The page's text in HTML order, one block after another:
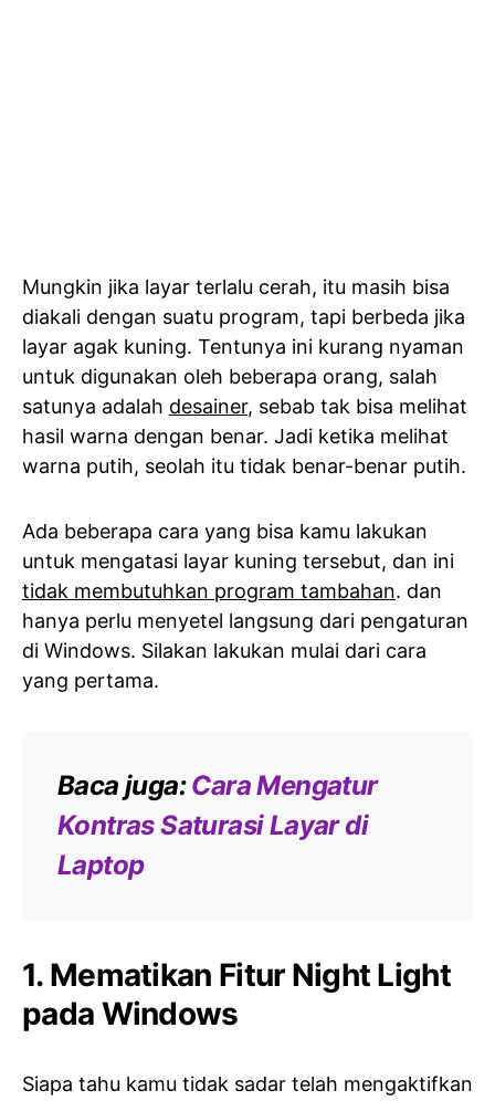
Mungkin jika layar terlalu cerah, itu masih bisa
diakali dengan suatu program, tapi berbeda jika
layar agak kuning. Tentunya ini kurang nyaman
untuk digunakan oleh beberapa orang, salah
satunya adalah desainer, sebab tak bisa melihat
hasil warna dengan benar. Jadi ketika melihat
warna putih, seolah itu tidak benar-benar putih.
Ada beberapa cara yang bisa kamu lakukan
untuk mengatasi layar kuning tersebut, dan ini
tidak membutuhkan program tambahan. dan
hanya perlu menyetel langsung dari pengaturan
di Windows. Silakan lakukan mulai dari cara
yang pertama.
Baca juga:Cara Mengatur
Kontras Saturasi Layar di
Laptop
1. Mematikan Fitur Night Light
pada Windows
Siapa tahu kamu tidak sadar telah mengaktifkan